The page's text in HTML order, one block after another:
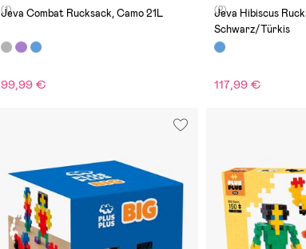
(1)
Jeva Combat Rucksack, Camo 21L
99,99 €
(2)
Jeva Hibiscus
Schwarz/Türkis
117,99 €